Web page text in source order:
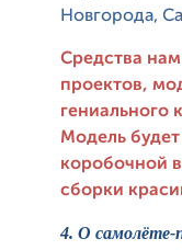
Новгорода,
Средства
проектов,
гениального
Модель
коробочной
сборки
4. О самолёте-